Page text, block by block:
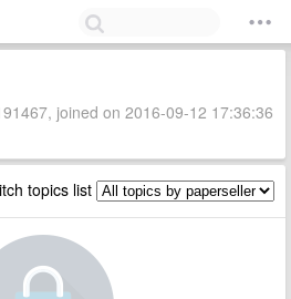
joined on 2016-09-12 17:36:36
topics list